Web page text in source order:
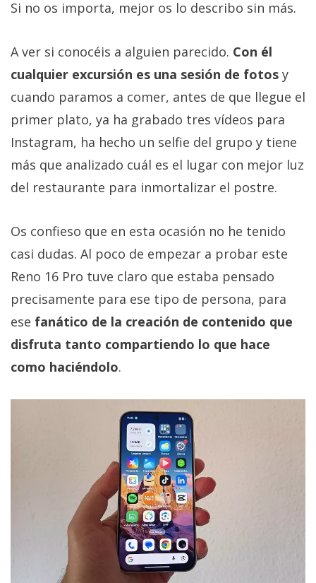
Si no os importa, mejor os lo describo sin más.
A ver si conocéis a alguien parecido. Con él
cualquier excursión es una sesión de fotos y
cuando paramos a comer, antes de que llegue el
primer plato, ya ha grabado tres vídeos para
Instagram, ha hecho un selfie del grupo y tiene
más que analizado cuál es el lugar con mejor luz
del restaurante para inmortalizar el postre.
Os confieso que en esta ocasión no he tenido
casi dudas. Al poco de empezar a probar este
Reno 16 Pro tuve claro que estaba pensado
precisamente para ese tipo de persona, para
ese fanático de la creación de contenido que
disfruta tanto compartiendo lo que hace
como haciéndolo.